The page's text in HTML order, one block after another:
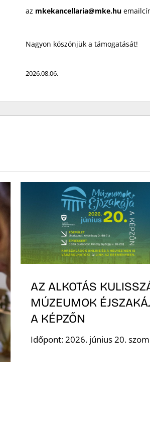
az mkekancellaria@mke.hu
Nagyon köszönjük a támogatását!
2026.08.06.
AZ ALKOTÁS
MÚZEUMOK
A KÉPZŐN
Időpont: 2026. június 20.